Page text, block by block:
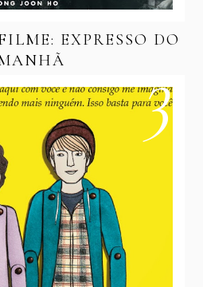
EXPRESSO DO